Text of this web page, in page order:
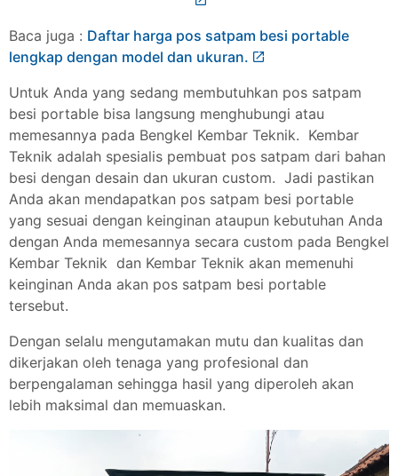
Baca juga : Daftar harga pos satpam besi portable
lengkap dengan model dan ukuran.
Untuk Anda yang sedang membutuhkan pos satpam
besi portable bisa langsung menghubungi atau
memesannya pada Bengkel Kembar Teknik. Kembar
Teknik adalah spesialis pembuat pos satpam dari bahan
besi dengan desain dan ukuran custom. Jadi pastikan
Anda akan mendapatkan pos satpam besi portable
yang sesuai dengan keinginan ataupun kebutuhan Anda
dengan Anda memesannya secara custom pada Bengkel
Kembar Teknik dan Kembar Teknik akan memenuhi
keinginan Anda akan pos satpam besi portable
tersebut.
Dengan selalu mengutamakan mutu dan kualitas dan
dikerjakan oleh tenaga yang profesional dan
berpengalaman sehingga hasil yang diperoleh akan
lebih maksimal dan memuaskan.